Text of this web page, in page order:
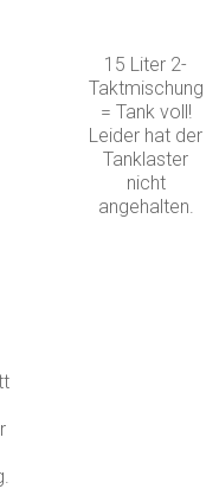
15 Liter 2-
Taktmischung
= Tank voll!
Leider hat der
Tanklaster
nicht
angehalten.